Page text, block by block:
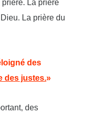
La prière
La prière du
des
des justes.»
des